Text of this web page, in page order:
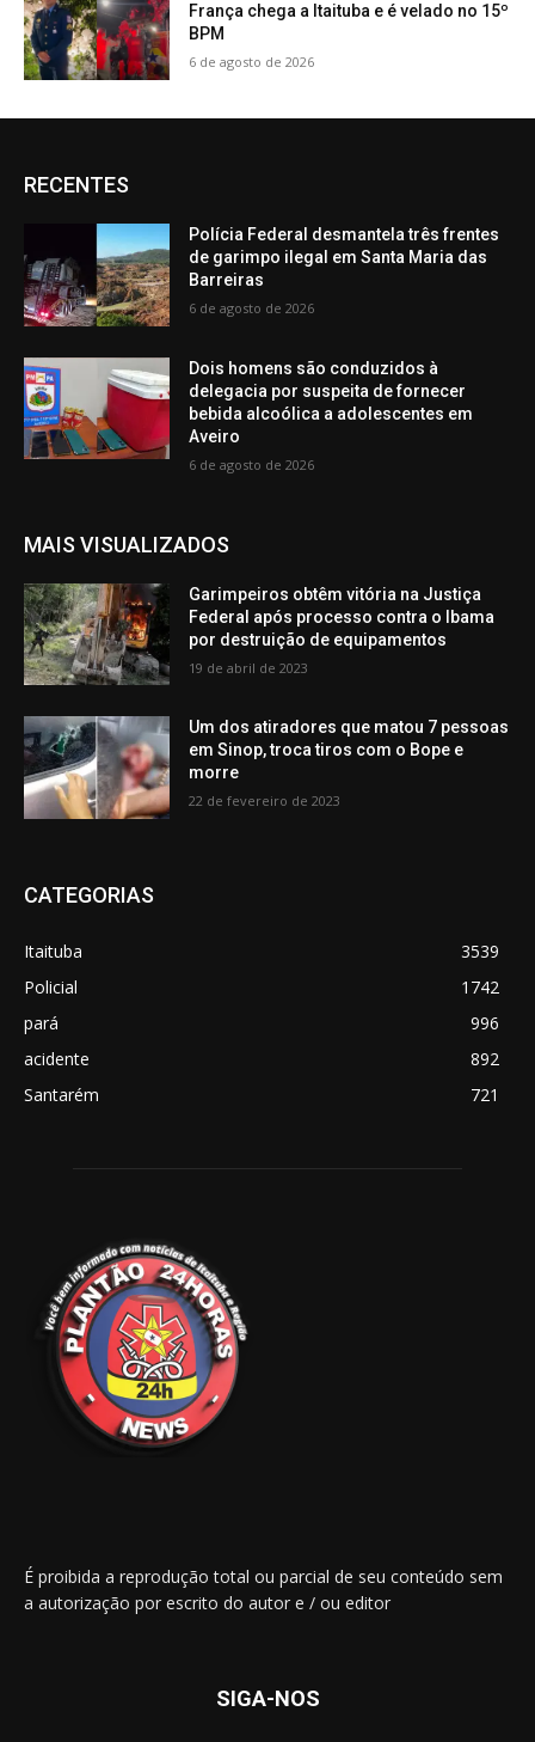
França chega a Itaituba e é velado no 15º
BPM
6 de agosto de 2026
RECENTES
Polícia Federal desmantela três frentes
de garimpo ilegal em Santa Maria das
Barreiras
6 de agosto de 2026
Dois homens são conduzidos à
delegacia por suspeita de fornecer
bebida alcoólica a adolescentes em
Aveiro
6 de agosto de 2026
MAIS VISUALIZADOS
Garimpeiros obtêm vitória na Justiça
Federal após processo contra o Ibama
por destruição de equipamentos
19 de abril de 2023
Um dos atiradores que matou 7 pessoas
em Sinop, troca tiros com o Bope e
morre
22 de fevereiro de 2023
CATEGORIAS
Itaituba
3539
Policial
1742
pará
996
acidente
892
Santarém
721
É proibida a reprodução total ou parcial de seu conteúdo sem
a autorização por escrito do autor e / ou editor
SIGA-NOS